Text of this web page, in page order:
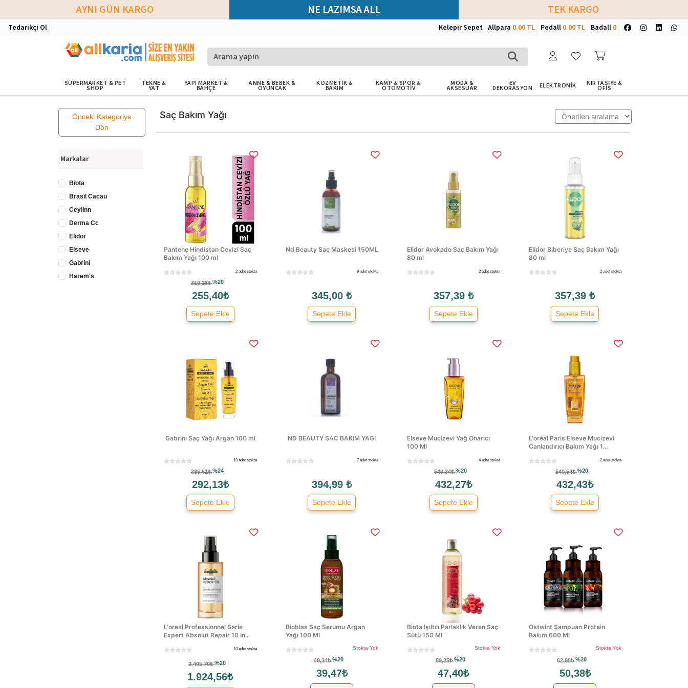
AYNI GÜN KARGO NE LAZIMSA ALL TEK KARGO
Tedarikçi Ol Kelepir Sepet Allpara 0.00 TL Pedall 0.00 TL Badall 0
SÜPERMARKET & PET
SHOP
TEKNE &
YAT
YAPI MARKET &
BAHÇE
ANNE & BEBEK &
OYUNCAK
KOZMETİK &
BAKIM
KAMP & SPOR &
OTOMOTİV
MODA &
AKSESUAR
EV
DEKORASYON ELEKTRONİK KIRTASİYE &
OFİS
Önceki Kategoriye
Dön
Markalar
Biota
Brasil Cacau
Ceylinn
Derma Cc
Elidor
Elseve
Gabrini
Harem's
Saç Bakım Yağı
Pantene Hindistan Cevizi Saç
Bakım Yağı 100 ml
2 adet stokta
319,28₺%20
255,40₺
Sepete Ekle
Nd Beauty Saç Maskesi 150ML
9 adet stokta
345,00 ₺
Sepete Ekle
Elidor Avokado Saç Bakım Yağı
80 ml
2 adet stokta
357,39 ₺
Sepete Ekle
Elidor Biberiye Saç Bakım Yağı
80 ml
2 adet stokta
357,39 ₺
Sepete Ekle
Gabrini Saç Yağı Argan 100 ml
10 adet stokta
385,61₺%24
292,13₺
Sepete Ekle
ND BEAUTY SAC BAKIM YAGI
7 adet stokta
394,99 ₺
Sepete Ekle
Elseve Mucizevi Yağ Onarıcı
100 Ml
4 adet stokta
540,34₺%20
432,27₺
Sepete Ekle
L'oréal Paris Elseve Mucizevi
Canlandırıcı Bakım Yağı 1...
2 adet stokta
540,54₺%20
432,43₺
Sepete Ekle
L'oreal Professionnel Serie
Expert Absolut Repair 10 İn...
10 adet stokta
2.405,70₺%20
1.924,56₺
Bioblas Saç Serumu Argan
Yağı 100 Ml
Stokta Yok
49,34₺%20
39,47₺
Biota Işıltılı Parlaklık Veren Saç
Sütü 150 Ml
Stokta Yok
59,25₺%20
47,40₺
Ostwint Şampuan Protein
Bakım 600 Ml
Stokta Yok
62,98₺%20
50,38₺